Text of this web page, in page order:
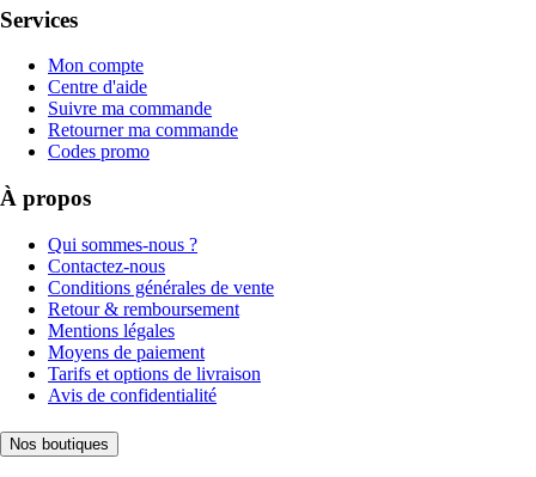
Services
Mon compte
Centre d'aide
Suivre ma commande
Retourner ma commande
Codes promo
À propos
Qui sommes-nous ?
Contactez-nous
Conditions générales de vente
Retour & remboursement
Mentions légales
Moyens de paiement
Tarifs et options de livraison
Avis de confidentialité
Nos boutiques